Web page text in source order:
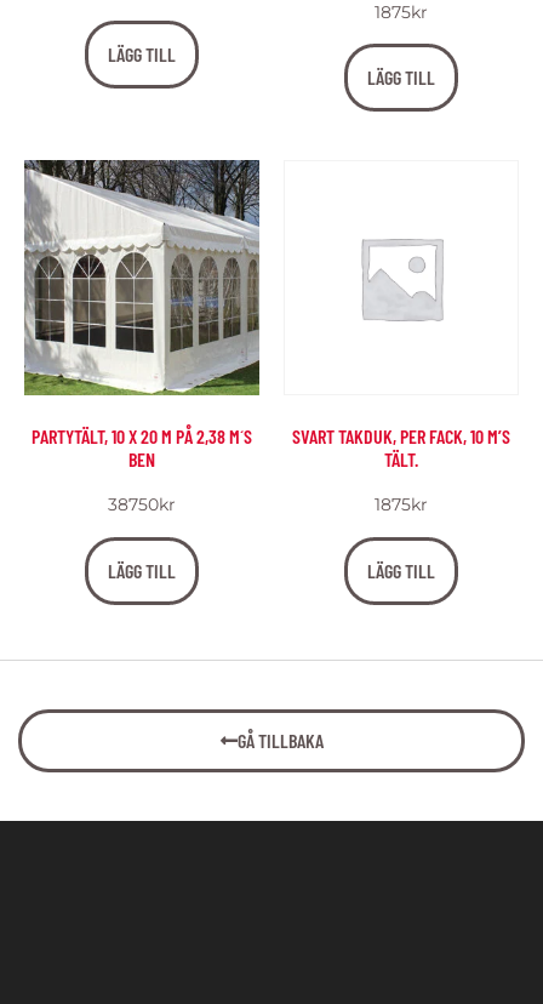
LÄGG TILL
1875kr
LÄGG TILL
PARTYTÄLT, 10 X 20 M PÅ 2,38 M´S
BEN
38750kr
LÄGG TILL
SVART TAKDUK, PER FACK, 10 M’S
TÄLT.
1875kr
LÄGG TILL
GÅ TILLBAKA